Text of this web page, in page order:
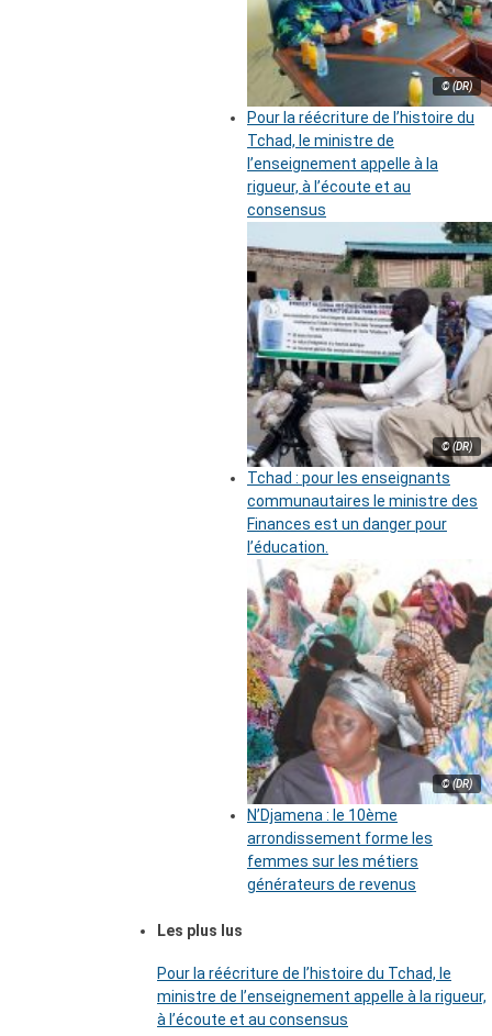
© (DR)
Pour la réécriture de l’histoire du
Tchad, le ministre de
l’enseignement appelle à la
rigueur, à l’écoute et au
consensus
© (DR)
Tchad : pour les enseignants
communautaires le ministre des
Finances est un danger pour
l’éducation.
© (DR)
N’Djamena : le 10ème
arrondissement forme les
femmes sur les métiers
générateurs de revenus
Les plus lus
Pour la réécriture de l’histoire du Tchad, le
ministre de l’enseignement appelle à la rigueur,
à l’écoute et au consensus